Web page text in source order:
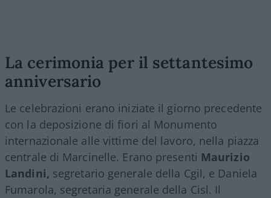
La cerimonia per il settantesimo
anniversario
Le celebrazioni erano iniziate il giorno precedente
con la deposizione di fiori al Monumento
internazionale alle vittime del lavoro, nella piazza
centrale di Marcinelle. Erano presenti Maurizio
Landini, segretario generale della Cgil, e Daniela
Fumarola, segretaria generale della Cisl. Il